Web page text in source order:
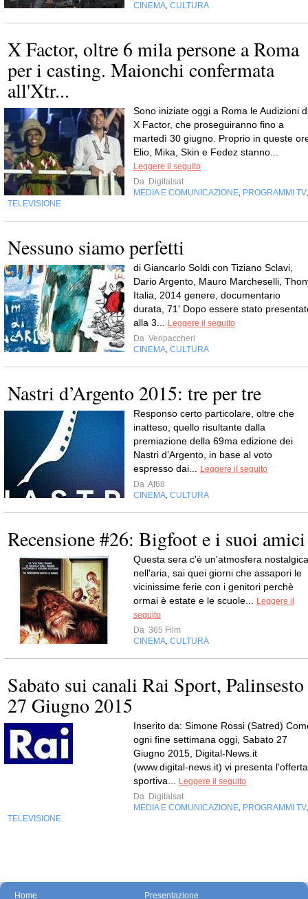
CINEMA CULTURA
X Factor, oltre 6 mila persone a Roma
per i casting. Maionchi confermata
all'Xtr...
Sono iniziate oggi a Roma le Audizioni
X Factor, che proseguiranno fino a
martedì 30 giugno. Proprio in queste
Elio, Mika, Skin e Fedez stanno...
Leggere il seguito
Da Digitalsat
MEDIA E COMUNICAZIONE PROGRAMMI TV
TELEVISIONE
Nessuno siamo perfetti
di Giancarlo Soldi con Tiziano Sclavi,
Dario Argento, Mauro Marcheselli,
Italia, 2014 genere, documentario
durata, 71' Dopo essere stato
alla 3...
Leggere il seguito
Da Veripaccheri
CINEMA CULTURA
Nastri d’Argento 2015: tre per tre
Responso certo particolare, oltre che
inatteso, quello risultante dalla
premiazione della 69ma edizione dei
Nastri d’Argento, in base al voto
espresso dai...
Leggere il seguito
Da Af68
CINEMA CULTURA
Recensione #26: Bigfoot e i suoi amici
Questa sera c'è un'atmosfera nostalgica
nell'aria, sai quei giorni che assapori le
vicinissime ferie con i genitori perchè
ormai è estate e le scuole...
Leggere il
seguito
Da 365 Film
CINEMA CULTURA
Sabato sui canali Rai Sport, Palinsesto
27 Giugno 2015
Inserito da: Simone Rossi (Satred)
ogni fine settimana oggi, Sabato 27
Giugno 2015, Digital-News.it
(www.digital-news.it) vi presenta l'offerta
sportiva...
Leggere il seguito
Da Digitalsat
MEDIA E COMUNICAZIONE PROGRAMMI TV
TELEVISIONE
Home Presentazione